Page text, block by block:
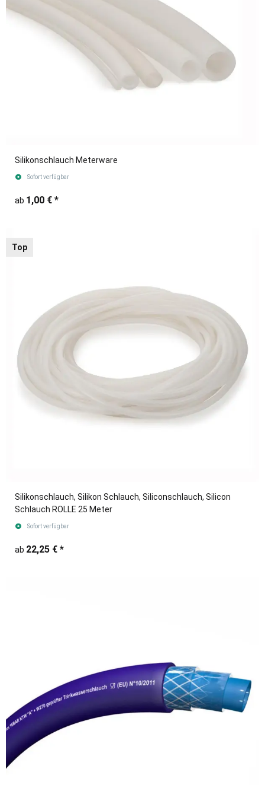
Silikonschlauch Meterware
Sofort verfügbar
ab 1,00 € *
Top
Silikonschlauch, Silikon Schlauch, Siliconschlauch, Silicon
Schlauch ROLLE 25 Meter
Sofort verfügbar
ab 22,25 € *